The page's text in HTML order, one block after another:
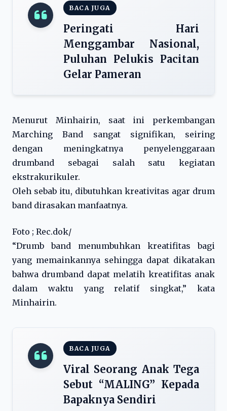
BACA JUGA
Peringati Hari
Menggambar Nasional,
Puluhan Pelukis Pacitan
Gelar Pameran
Menurut Minhairin, saat ini perkembangan
Marching Band sangat signifikan, seiring
dengan meningkatnya penyelenggaraan
drumband sebagai salah satu kegiatan
ekstrakurikuler.
Oleh sebab itu, dibutuhkan kreativitas agar drum
band dirasakan manfaatnya.
Foto ; Rec.dok/
“Drumb band menumbuhkan kreatifitas bagi
yang memainkannya sehingga dapat dikatakan
bahwa drumband dapat melatih kreatifitas anak
dalam waktu yang relatif singkat,” kata
Minhairin.
BACA JUGA
Viral Seorang Anak Tega
Sebut “MALING” Kepada
Bapaknya Sendiri